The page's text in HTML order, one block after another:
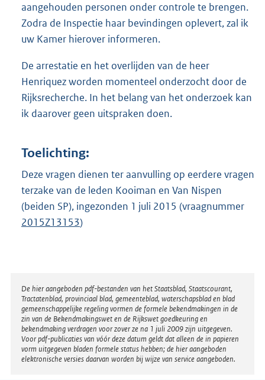
aangehouden personen onder controle te brengen.
Zodra de Inspectie haar bevindingen oplevert, zal ik
uw Kamer hierover informeren.
De arrestatie en het overlijden van de heer
Henriquez worden momenteel onderzocht door de
Rijksrecherche. In het belang van het onderzoek kan
ik daarover geen uitspraken doen.
Toelichting:
Deze vragen dienen ter aanvulling op eerdere vragen
terzake van de leden Kooiman en Van Nispen
(beiden SP), ingezonden 1 juli 2015 (vraagnummer
2015Z13153)
Disclaimer
De hier aangeboden pdf-bestanden van het Staatsblad, Staatscourant,
Tractatenblad, provinciaal blad, gemeenteblad, waterschapsblad en blad
gemeenschappelijke regeling vormen de formele bekendmakingen in de
zin van de Bekendmakingswet en de Rijkswet goedkeuring en
bekendmaking verdragen voor zover ze na 1 juli 2009 zijn uitgegeven.
Voor pdf-publicaties van vóór deze datum geldt dat alleen de in papieren
vorm uitgegeven bladen formele status hebben; de hier aangeboden
elektronische versies daarvan worden bij wijze van service aangeboden.